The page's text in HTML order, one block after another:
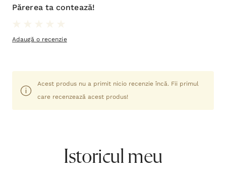
Părerea ta contează!
Adaugă o recenzie
Acest produs nu a primit nicio recenzie încă. Fii primul
care recenzează acest produs!
Istoricul meu